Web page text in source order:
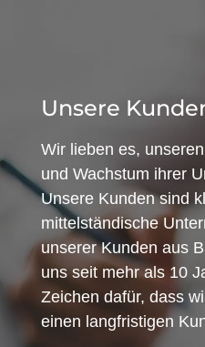
Unsere
Wir lieben es,
und Wachstum ihrer
Unsere Kunden sind
mittelständische
unserer Kunden aus
uns seit mehr als 10
Zeichen dafür, dass
einen langfristigen